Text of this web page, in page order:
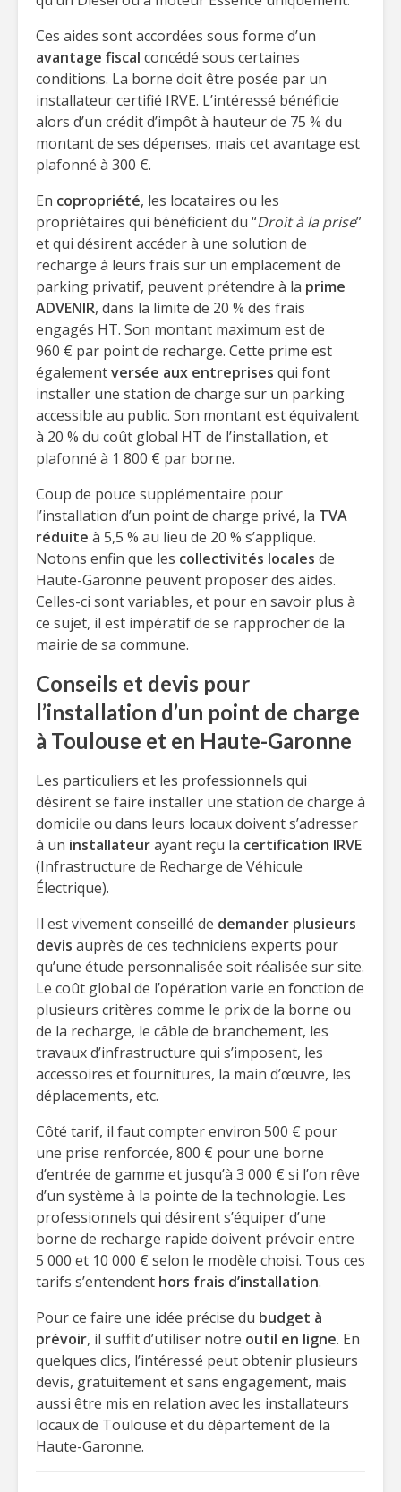
Ces aides sont accordées sous forme d’un
avantage fiscal concédé sous certaines
conditions. La borne doit être posée par un
installateur certifié IRVE. L’intéressé bénéficie
alors d’un crédit d’impôt à hauteur de 75 % du
montant de ses dépenses, mais cet avantage est
plafonné à 300 €.
En copropriété, les locataires ou les
propriétaires qui bénéficient du “Droit à la prise”
et qui désirent accéder à une solution de
recharge à leurs frais sur un emplacement de
parking privatif, peuvent prétendre à la prime
ADVENIR, dans la limite de 20 % des frais
engagés HT. Son montant maximum est de
960 € par point de recharge. Cette prime est
égalementversée aux entreprises qui font
installer une station de charge sur un parking
accessible au public. Son montant est équivalent
à 20 % du coût global HT de l’installation, et
plafonné à 1 800 € par borne.
Coup de pouce supplémentaire pour
l’installation d’un point de charge privé, la TVA
réduite à 5,5 % au lieu de 20 % s’applique.
Notons enfin que les collectivités locales de
Haute-Garonne peuvent proposer des aides.
Celles-ci sont variables, et pour en savoir plus à
ce sujet, il est impératif de se rapprocher de la
mairie de sa commune.
Conseils et devis pour
l’installation d’un point de charge
à Toulouse et en Haute-Garonne
Les particuliers et les professionnels qui
désirent se faire installer une station de charge à
domicile ou dans leurs locaux doivent s’adresser
à un installateurayant reçu la certification IRVE
(Infrastructure de Recharge de Véhicule
Électrique).
Il est vivement conseillé de demander plusieurs
devis auprès de ces techniciens experts pour
qu’une étude personnalisée soit réalisée sur site.
Le coût global de l’opération varie en fonction de
plusieurs critères comme le prix de la borne ou
de la recharge, le câble de branchement, les
travaux d’infrastructure qui s’imposent, les
accessoires et fournitures, la main d’œuvre, les
déplacements, etc.
Côté tarif, il faut compter environ 500 € pour
une prise renforcée, 800 € pour une borne
d’entrée de gamme et jusqu’à 3 000 € si l’on rêve
d’un système à la pointe de la technologie. Les
professionnels qui désirent s’équiper d’une
borne de recharge rapide doivent prévoir entre
5 000 et 10 000 € selon le modèle choisi. Tous ces
tarifs s’entendent hors frais d’installation.
Pour ce faire une idée précise du budget à
prévoir, il suffit d’utiliser notre outil en ligne. En
quelques clics, l’intéressé peut obtenir plusieurs
devis, gratuitement et sans engagement, mais
aussi être mis en relation avec les installateurs
locaux de Toulouse et du département de la
Haute-Garonne.